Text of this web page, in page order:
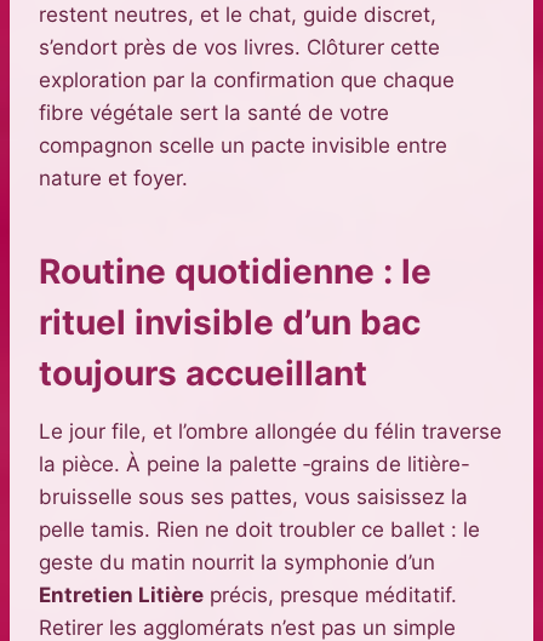
restent neutres, et le chat, guide discret,
s’endort près de vos livres. Clôturer cette
exploration par la confirmation que chaque
fibre végétale sert la santé de votre
compagnon scelle un pacte invisible entre
nature et foyer.
Routine quotidienne : le
rituel invisible d’un bac
toujours accueillant
Le jour file, et l’ombre allongée du félin traverse
la pièce. À peine la palette ‑grains de litière-
bruisselle sous ses pattes, vous saisissez la
pelle tamis. Rien ne doit troubler ce ballet : le
geste du matin nourrit la symphonie d’un
Entretien Litière précis, presque méditatif.
Retirer les agglomérats n’est pas un simple